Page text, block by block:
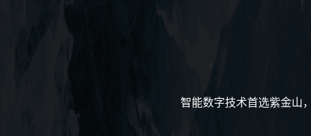
智能数字技术首选紫金山